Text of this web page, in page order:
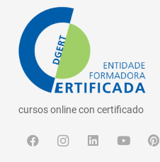
cursos online con certificado